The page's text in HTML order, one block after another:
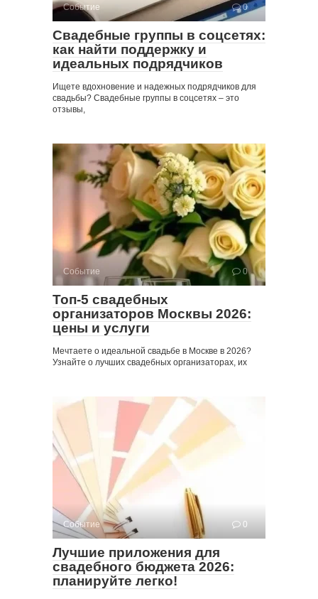
Событие 0
Свадебные группы в соцсетях:
как найти поддержку и
идеальных подрядчиков
Ищете вдохновение и надежных подрядчиков для
свадьбы? Свадебные группы в соцсетях – это
отзывы,
Событие 0
Топ-5 свадебных
организаторов Москвы 2026:
цены и услуги
Мечтаете о идеальной свадьбе в Москве в 2026?
Узнайте о лучших свадебных организаторах, их
Событие 0
Лучшие приложения для
свадебного бюджета 2026:
планируйте легко!